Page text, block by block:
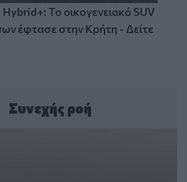
Το οικογενειακό SUV
έφτασε στην Κρήτη - Δείτε
Συνεχής ροή